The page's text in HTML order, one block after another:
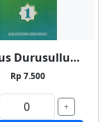
Kamus Durusullughah 1
Rp 7.500
+